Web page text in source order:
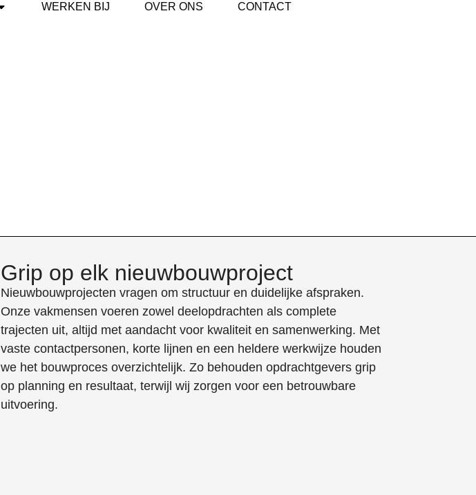
WERKEN BIJ OVER ONS CONTACT
Grip op elk nieuwbouwproject
Nieuwbouwprojecten vragen om structuur en duidelijke afspraken.
Onze vakmensen voeren zowel deelopdrachten als complete
trajecten uit, altijd met aandacht voor kwaliteit en samenwerking. Met
vaste contactpersonen, korte lijnen en een heldere werkwijze houden
we het bouwproces overzichtelijk. Zo behouden opdrachtgevers grip
op planning en resultaat, terwijl wij zorgen voor een betrouwbare
uitvoering.